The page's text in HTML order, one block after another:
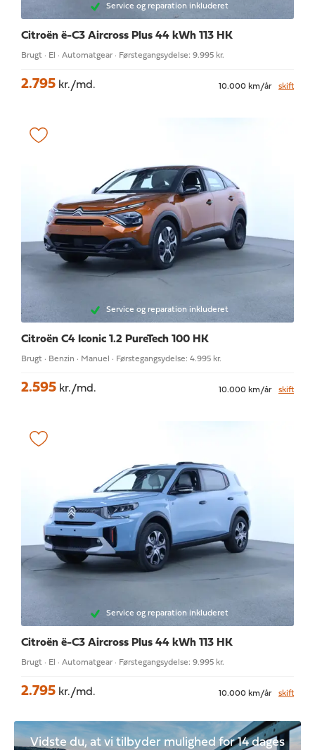
Service og reparation inkluderet
Citroën ë-C3 Aircross Plus 44 kWh 113 HK
Brugt · El · Automatgear · Førstegangsydelse: 9.995 kr.
2.795 kr./md. 10.000 km/år skift
Service og reparation inkluderet
Citroën C4 Iconic 1.2 PureTech 100 HK
Brugt · Benzin · Manuel · Førstegangsydelse: 4.995 kr.
2.595 kr./md. 10.000 km/år skift
Service og reparation inkluderet
Citroën ë-C3 Aircross Plus 44 kWh 113 HK
Brugt · El · Automatgear · Førstegangsydelse: 9.995 kr.
2.795 kr./md. 10.000 km/år skift
Vidste du, at vi tilbyder mulighed for 14 dages